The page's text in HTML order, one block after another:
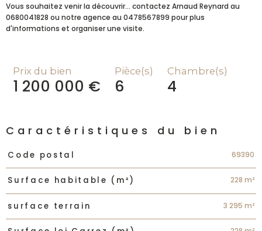
Vous souhaitez venir la découvrir... contactez Arnaud Reynard au
0680041828 ou notre agence au 0478567899 pour plus
d'informations et organiser une visite.
Prix du bien
1 200 000 €
Pièce(s)
6
Chambre(s)
4
Caractéristiques du bien
Caractéristiques Valeurs
Code postal 69390
Surface habitable (m²) 228 m²
surface terrain 3 295 m²